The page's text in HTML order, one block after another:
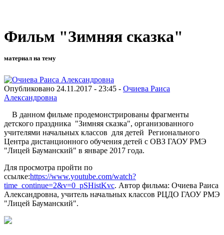
Фильм "Зимняя сказка"
материал на тему
Опубликовано 24.11.2017 - 23:45 - Очиева Раиса
Александровна
В данном фильме продемонстрированы фрагменты
детского праздника "Зимняя сказка", организованного
учителями начальных классов для детей Регионального
Центра дистанционного обучения детей с ОВЗ ГАОУ РМЭ
"Лицей Бауманский" в январе 2017 года.
Для просмотра пройти по
ссылке:https://www.youtube.com/watch?
time_continue=2&v=0_pSHistKvc. Автор фильма: Очиева Раиса
Александровна, учитель начальных классов РЦДО ГАОУ РМЭ
"Лицей Бауманский".